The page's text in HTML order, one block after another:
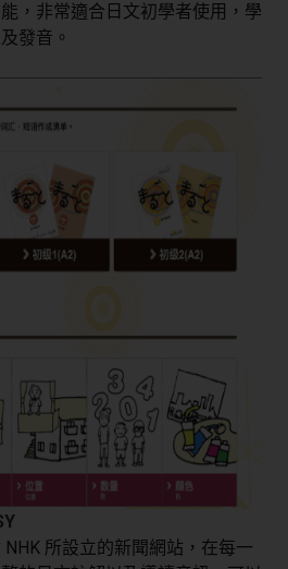
，非常適合日文初學者使用，學
發音。
所設立的新聞網站，在每一